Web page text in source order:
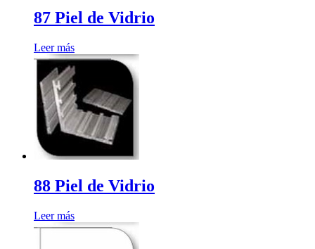
87 Piel de Vidrio
Leer más
88 Piel de Vidrio
Leer más